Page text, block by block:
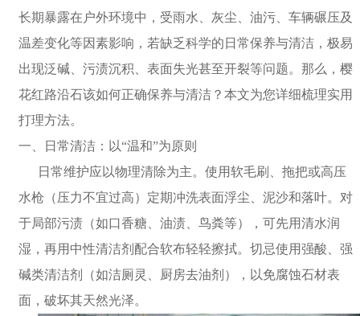
长期暴露在户外环境中，受雨水、灰尘、油污、车辆碾压及
温差变化等因素影响，若缺乏科学的日常保养与清洁，极易
出现泛碱、污渍沉积、表面失光甚至开裂等问题。那么，樱
花红路沿石该如何正确保养与清洁？本文为您详细梳理实用
打理方法。
一、日常清洁：以“温和”为原则
日常维护应以物理清除为主。使用软毛刷、拖把或高压
水枪（压力不宜过高）定期冲洗表面浮尘、泥沙和落叶。对
于局部污渍（如口香糖、油渍、鸟粪等），可先用清水润
湿，再用中性清洁剂配合软布轻轻擦拭。切忌使用强酸、强
碱类清洁剂（如洁厕灵、厨房去油剂），以免腐蚀石材表
面，破坏其天然光泽。